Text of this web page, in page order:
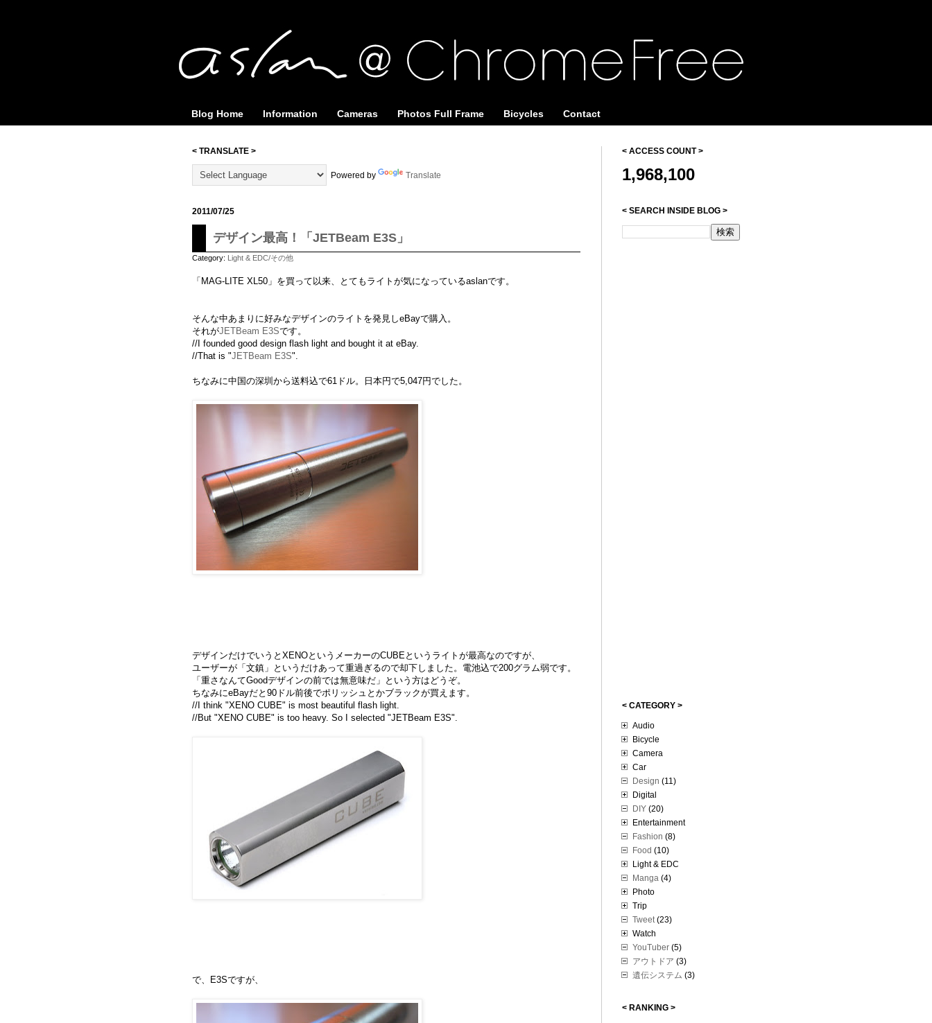
Blog Home Information Cameras Photos Full Frame Bicycles Contact
< TRANSLATE >
Powered by Translate
2011/07/25
デザイン最高！「JETBeam E3S」
Category: Light & EDC/その他
「MAG-LITE XL50」を買って以来、とてもライトが気になっているaslanです。
そんな中あまりに好みなデザインのライトを発見しeBayで購入。
それがJETBeam E3Sです。
//I founded good design flash light and bought it at eBay.
//That is "JETBeam E3S".
ちなみに中国の深圳から送料込で61ドル。日本円で5,047円でした。
デザインだけでいうとXENOというメーカーのCUBEというライトが最高なのですが、
ユーザーが「文鎮」というだけあって重過ぎるので却下しました。電池込で200グラム弱です。
「重さなんてGoodデザインの前では無意味だ」という方はどうぞ。
ちなみにeBayだと90ドル前後でポリッシュとかブラックが買えます。
//I think "XENO CUBE" is most beautiful flash light.
//But "XENO CUBE" is too heavy. So I selected "JETBeam E3S".
で、E3Sですが、
< ACCESS COUNT >
1,968,100
< SEARCH INSIDE BLOG >
< CATEGORY >
Audio
Bicycle
Camera
Car
Design (11)
Digital
DIY (20)
Entertainment
Fashion (8)
Food (10)
Light & EDC
Manga (4)
Photo
Trip
Tweet (23)
Watch
YouTuber (5)
アウトドア (3)
遺伝システム (3)
< RANKING >